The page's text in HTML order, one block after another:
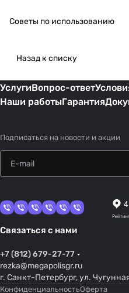
Советы по использованию
Назад к списку
УслугиВопрос-ответ
Наши работыГарантия
Подписаться на новости и акции
Связаться с нами
+7 (812) 679-27-77
rezka@megapolisgr.ru
г. Санкт-Петербург, ул.
КонфиденциальностьОферта